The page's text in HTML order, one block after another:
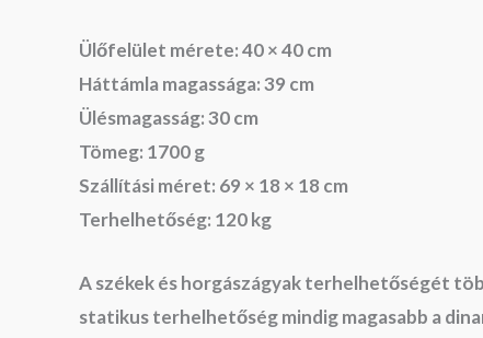
Ülőfelület mérete: 40 × 40 cm
Háttámla magassága: 39 cm
Ülésmagasság: 30 cm
Tömeg: 1700 g
Szállítási méret: 69 × 18 × 18 cm
Terhelhetőség: 120 kg
A székek és horgászágyak terhelhetőségét
statikus terhelhetőség mindig magasabb a